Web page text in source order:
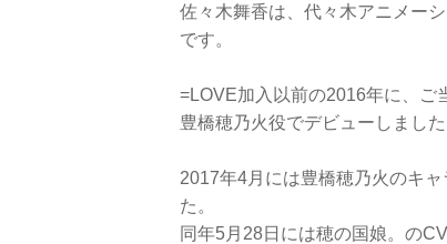
佐々木舞香は、代々木アニメー
です。
=LOVE加入以前の2016年に、ご
豊橋穂乃火役でデビューしました
2017年4月には豊橋穂乃火のキ
た。
同年5月28日には穂の国娘。の